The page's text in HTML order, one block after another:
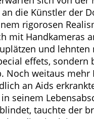
an die Künstler der
rigorosen
mit Handkameras
und lehnten
effets, sondern
Noch weitaus mehr
an Aids
in seinem
tauchte der